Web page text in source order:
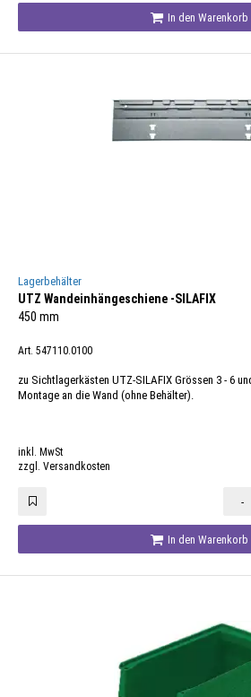
In den Warenkorb
Lagerbehälter
UTZ Wandeinhängeschiene -SILAFIX
450 mm
Art. 547110.0100
zu Sichtlagerkästen UTZ-SILAFIX Grössen 3 - 6
Montage an die Wand (ohne Behälter).
inkl. MwSt
zzgl. Versandkosten
-
In den Warenkorb